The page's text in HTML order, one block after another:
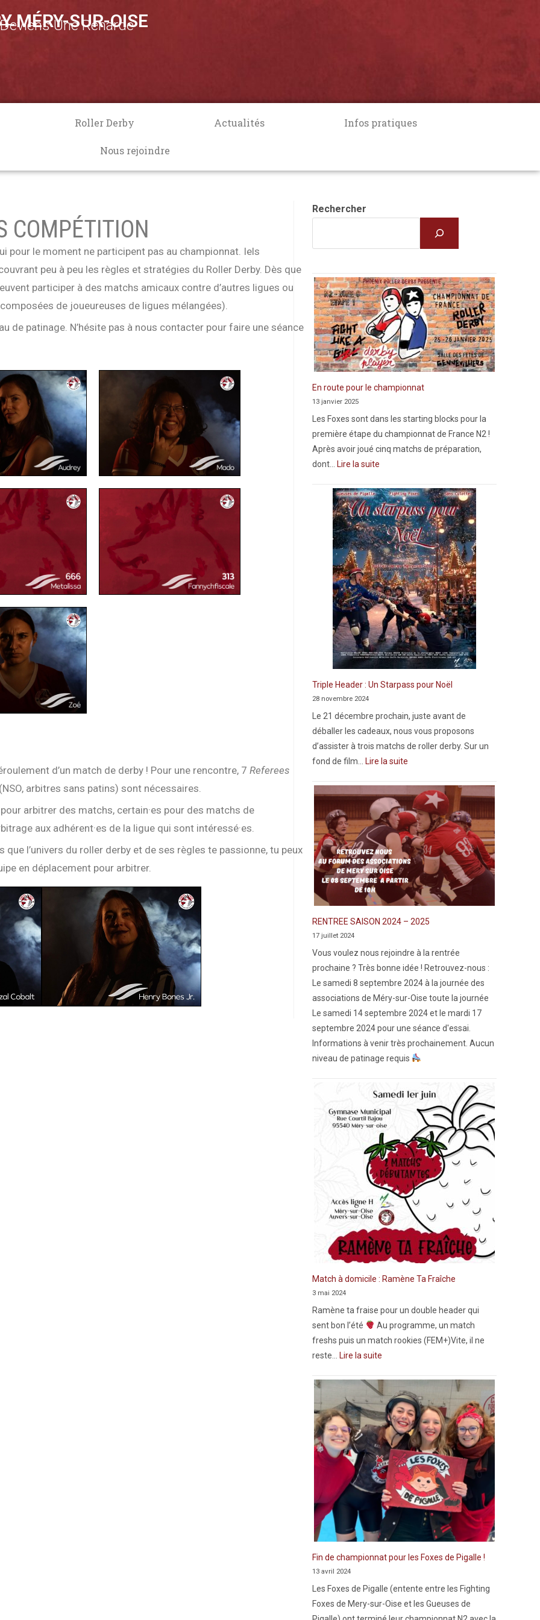
MÉRY-SUR-OISE
Une Renarde
Roller Derby Actualités Infos pratiques
Nous rejoindre
COMPÉTITION
pour le moment ne participent pas au championnat. Iels
peu à peu les règles et stratégies du Roller Derby. Dès que
participer à des matchs amicaux contre d’autres ligues ou
de joueureuses de ligues mélangées).
de patinage. N’hésite pas à nous contacter pour faire une séance
d’un match de derby ! Pour une rencontre, 7 Referees
(NSO, arbitres sans patins) sont nécessaires.
arbitrer des matchs, certain·es pour des matchs de
aux adhérent·es de la ligue qui sont intéressé·es.
l’univers du roller derby et de ses règles te passionne, tu peux
en déplacement pour arbitrer.
Rechercher
En route pour le championnat
13 janvier 2025
Les Foxes sont dans les starting blocks pour la
première étape du championnat de France N2 !
Après avoir joué cinq matchs de préparation,
dont…
Lire la suite
Triple Header : Un Starpass pour Noël
28 novembre 2024
Le 21 décembre prochain, juste avant de
déballer les cadeaux, nous vous proposons
d’assister à trois matchs de roller derby. Sur un
fond de film…
Lire la suite
RENTREE SAISON 2024 – 2025
17 juillet 2024
Vous voulez nous rejoindre à la rentrée
prochaine ? Très bonne idée ! Retrouvez-nous :
Le samedi 8 septembre 2024 à la journée des
associations de Méry-sur-Oise toute la journée
Le samedi 14 septembre 2024 et le mardi 17
septembre 2024 pour une séance d'essai.
Informations à venir très prochainement. Aucun
niveau de patinage requis
Match à domicile : Ramène Ta Fraîche
3 mai 2024
Ramène ta fraise pour un double header qui
sent bon l’été
Au programme, un match
freshs puis un match rookies (FEM+)Vite, il ne
reste…
Lire la suite
Fin de championnat pour les Foxes de Pigalle !
13 avril 2024
Les Foxes de Pigalle (entente entre les Fighting
Foxes de Mery-sur-Oise et les Gueuses de